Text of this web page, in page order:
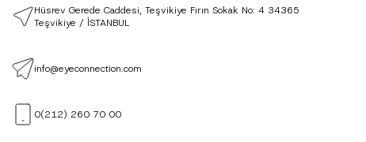
Hüsrev Gerede Caddesi, Teşvikiye Fırın Sokak No: 4 34365
Teşvikiye / İSTANBUL
info@eyeconnection.com
0(212) 260 70 00